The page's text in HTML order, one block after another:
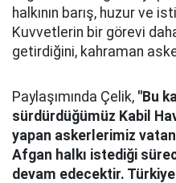
halkının barış, huzur ve
Kuvvetlerin bir görevi
getirdiğini, kahraman
Paylaşımında Çelik, "Bu
sürdürdüğümüz Kabil
yapan askerlerimiz
Afgan halkı istediği
devam edecektir.